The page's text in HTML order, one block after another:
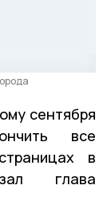
сентября
все
в
глава